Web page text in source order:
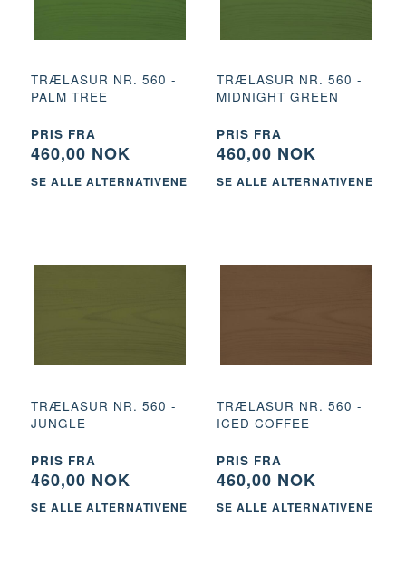
TRÆLASUR NR. 560 -
PALM TREE
PRIS FRA
460,00 NOK
SE ALLE ALTERNATIVENE
TRÆLASUR NR. 560 -
MIDNIGHT GREEN
PRIS FRA
460,00 NOK
SE ALLE ALTERNATIVENE
TRÆLASUR NR. 560 -
JUNGLE
PRIS FRA
460,00 NOK
SE ALLE ALTERNATIVENE
TRÆLASUR NR. 560 -
ICED COFFEE
PRIS FRA
460,00 NOK
SE ALLE ALTERNATIVENE